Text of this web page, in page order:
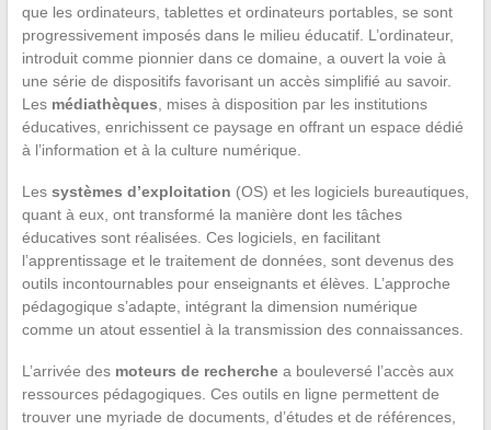
que les ordinateurs, tablettes et ordinateurs portables, se sont
progressivement imposés dans le milieu éducatif. L’ordinateur,
introduit comme pionnier dans ce domaine, a ouvert la voie à
une série de dispositifs favorisant un accès simplifié au savoir.
Les médiathèques, mises à disposition par les institutions
éducatives, enrichissent ce paysage en offrant un espace dédié
à l’information et à la culture numérique.
Les systèmes d’exploitation (OS) et les logiciels bureautiques,
quant à eux, ont transformé la manière dont les tâches
éducatives sont réalisées. Ces logiciels, en facilitant
l’apprentissage et le traitement de données, sont devenus des
outils incontournables pour enseignants et élèves. L’approche
pédagogique s’adapte, intégrant la dimension numérique
comme un atout essentiel à la transmission des connaissances.
L’arrivée des moteurs de recherchea bouleversé l’accès aux
ressources pédagogiques. Ces outils en ligne permettent de
trouver une myriade de documents, d’études et de références,